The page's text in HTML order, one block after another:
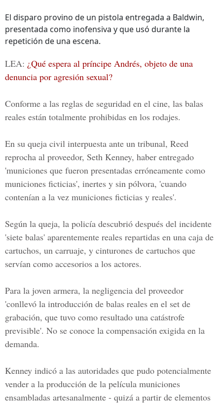
El disparo provino de un pistola entregada a Baldwin,
presentada como inofensiva y que usó durante la
repetición de una escena.
LEA: ¿Qué espera al príncipe Andrés, objeto de una
denuncia por agresión sexual?
Conforme a las reglas de seguridad en el cine, las balas
reales están totalmente prohibidas en los rodajes.
En su queja civil interpuesta ante un tribunal, Reed
reprocha al proveedor, Seth Kenney, haber entregado
'municiones que fueron presentadas erróneamente como
municiones ficticias', inertes y sin pólvora, 'cuando
contenían a la vez municiones ficticias y reales'.
Según la queja, la policía descubrió después del incidente
'siete balas' aparentemente reales repartidas en una caja de
cartuchos, un carruaje, y cinturones de cartuchos que
servían como accesorios a los actores.
Para la joven armera, la negligencia del proveedor
'conllevó la introducción de balas reales en el set de
grabación, que tuvo como resultado una catástrofe
previsible'. No se conoce la compensación exigida en la
demanda.
Kenney indicó a las autoridades que pudo potencialmente
vender a la producción de la película municiones
ensambladas artesanalmente - quizá a partir de elementos